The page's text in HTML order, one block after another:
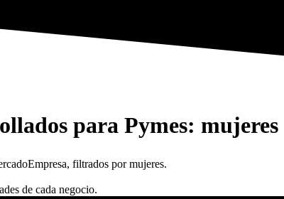
para Pymes: mujeres
filtrados por mujeres.
de cada negocio.